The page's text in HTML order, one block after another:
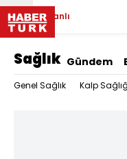
Canlı
Sağlık Gündem
Genel Sağlık Kalp